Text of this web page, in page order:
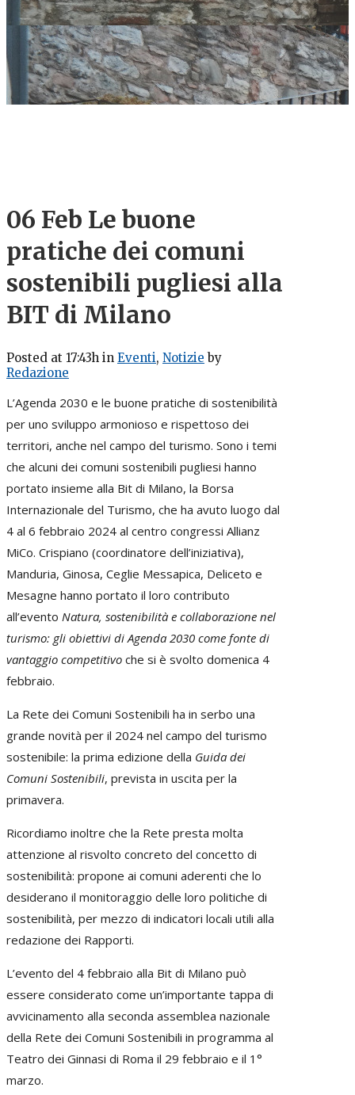
06 Feb Le buone
pratiche dei comuni
sostenibili pugliesi alla
BIT di Milano
Posted at 17:43h in Eventi, Notizie by
Redazione
L’Agenda 2030 e le buone pratiche di sostenibilità
per uno sviluppo armonioso e rispettoso dei
territori, anche nel campo del turismo. Sono i temi
che alcuni dei comuni sostenibili pugliesi hanno
portato insieme alla Bit di Milano, la Borsa
Internazionale del Turismo, che ha avuto luogo dal
4 al 6 febbraio 2024 al centro congressi Allianz
MiCo. Crispiano (coordinatore dell’iniziativa),
Manduria, Ginosa, Ceglie Messapica, Deliceto e
Mesagne hanno portato il loro contributo
all’evento Natura, sostenibilità e collaborazione nel
turismo: gli obiettivi di Agenda 2030 come fonte di
vantaggio competitivo che si è svolto domenica 4
febbraio.
La Rete dei Comuni Sostenibili ha in serbo una
grande novità per il 2024 nel campo del turismo
sostenibile: la prima edizione della Guida dei
Comuni Sostenibili, prevista in uscita per la
primavera.
Ricordiamo inoltre che la Rete presta molta
attenzione al risvolto concreto del concetto di
sostenibilità: propone ai comuni aderenti che lo
desiderano il monitoraggio delle loro politiche di
sostenibilità, per mezzo di indicatori locali utili alla
redazione dei Rapporti.
L’evento del 4 febbraio alla Bit di Milano può
essere considerato come un’importante tappa di
avvicinamento alla seconda assemblea nazionale
della Rete dei Comuni Sostenibili in programma al
Teatro dei Ginnasi di Roma il 29 febbraio e il 1°
marzo.